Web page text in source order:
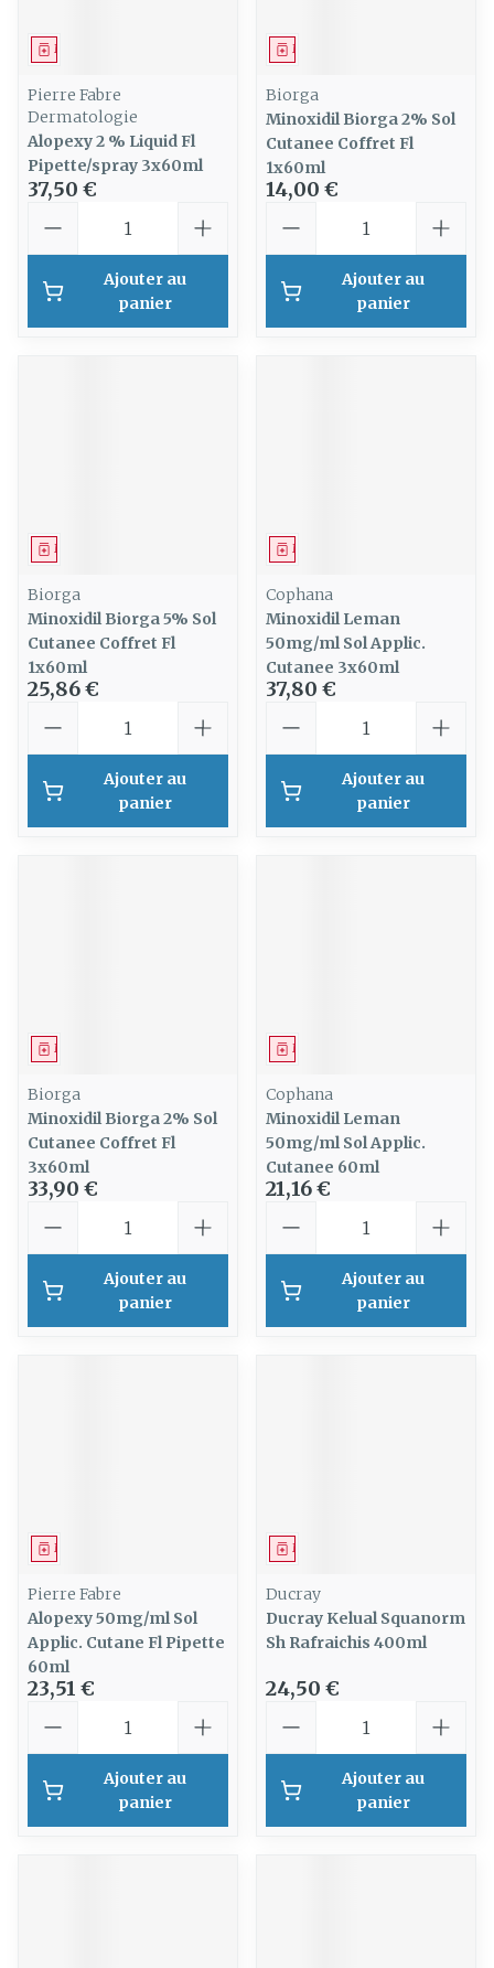
Médicament
Pierre Fabre
Dermatologie
Alopexy 2 % Liquid Fl
Pipette/spray 3x60ml
37,50 €
Ajouter au
panier
Médicament
Biorga
Minoxidil Biorga 2% Sol
Cutanee Coffret Fl
1x60ml
14,00 €
Ajouter au
panier
Médicament
Biorga
Minoxidil Biorga 5% Sol
Cutanee Coffret Fl
1x60ml
25,86 €
Ajouter au
panier
Médicament
Cophana
Minoxidil Leman
50mg/ml Sol Applic.
Cutanee 3x60ml
37,80 €
Ajouter au
panier
Médicament
Biorga
Minoxidil Biorga 2% Sol
Cutanee Coffret Fl
3x60ml
33,90 €
Ajouter au
panier
Médicament
Cophana
Minoxidil Leman
50mg/ml Sol Applic.
Cutanee 60ml
21,16 €
Ajouter au
panier
Médicament
Pierre Fabre
Alopexy 50mg/ml Sol
Applic. Cutane Fl Pipette
60ml
23,51 €
Ajouter au
panier
Médicament
Ducray
Ducray Kelual Squanorm
Sh Rafraichis 400ml
24,50 €
Ajouter au
panier